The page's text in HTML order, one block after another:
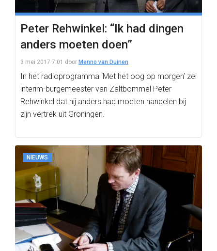
Peter Rehwinkel: “Ik had dingen
anders moeten doen”
3 mei 2017 7:01 door Menno van Duinen
In het radioprogramma ‘Met het oog op morgen’ zei
interim-burgemeester van Zaltbommel Peter
Rehwinkel dat hij anders had moeten handelen bij
zijn vertrek uit Groningen.
NIEUWS